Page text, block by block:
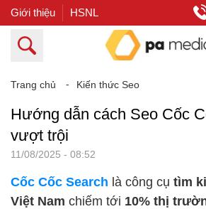
Giới thiệu HSNL
Trang chủ ⁃ Kiến thức Seo
Hướng dẫn cách Seo Cốc
vượt trội
11/08/2025 - 08:52
Cốc Cốc Search là công cụ tìm
Việt Nam chiếm tới 10% thị